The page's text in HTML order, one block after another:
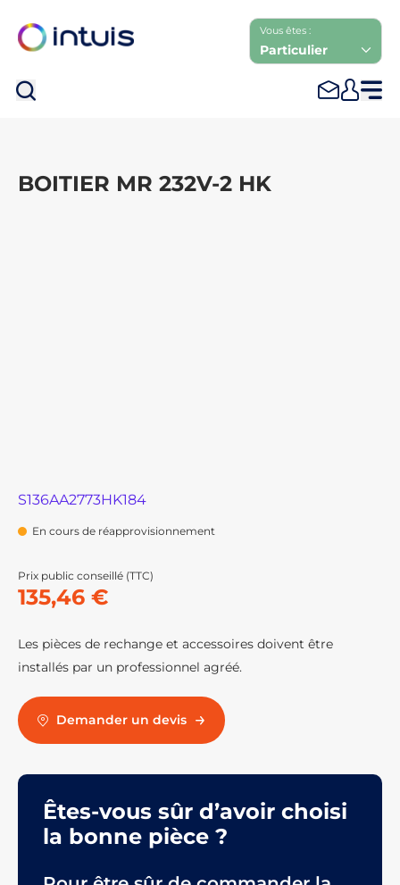
Vous êtes :
Particulier
BOITIER MR 232V-2 HK
S136AA2773HK184
En cours de réapprovisionnement
Prix public conseillé (TTC)
135,46 €
Les pièces de rechange et accessoires doivent être
installés par un professionnel agréé.
Demander un devis
Êtes-vous sûr d’avoir choisi
la bonne pièce ?